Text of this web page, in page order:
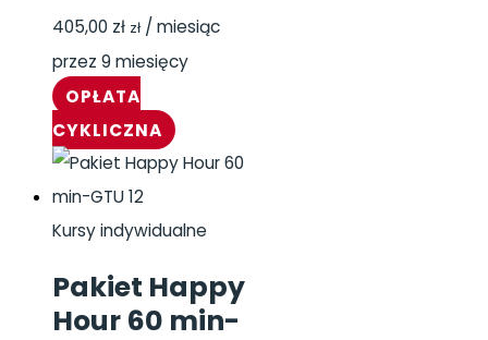
405,00 zł zł / miesiąc
przez 9 miesięcy
OPŁATA
CYKLICZNA
Kursy indywidualne
Pakiet Happy
Hour 60 min-